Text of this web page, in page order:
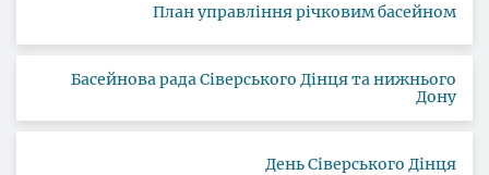
План управління річковим басейном
Басейнова рада Сіверського Дінця та нижнього
Дону
День Сіверського Дінця